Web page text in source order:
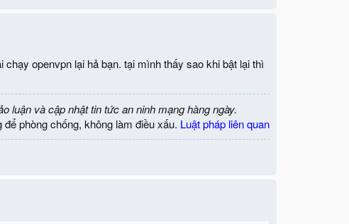
openvpn lại hả bạn. tại mình thấy sao khi bật lại thì
luận và cập nhật tin tức an ninh mạng hàng ngày.
phòng chống, không làm điều xấu. Luật pháp liên quan